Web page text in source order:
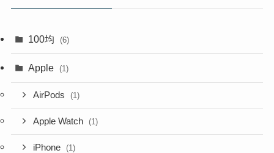
100均 (6)
Apple (1)
AirPods (1)
Apple Watch (1)
iPhone (1)